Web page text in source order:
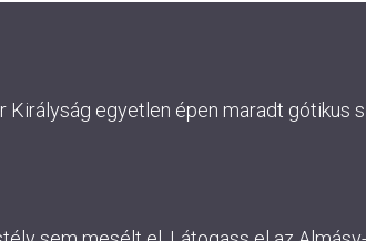
Királyság egyetlen épen maradt gótikus